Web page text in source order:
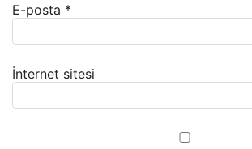
E-posta *
İnternet sitesi